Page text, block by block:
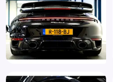
Ambiente Interieurverlichting
Anti Blokkeer Systeem
Anti doorSlip Regeling
Armsteun
ASR (anti-slip regeling)
Audio installatie high end